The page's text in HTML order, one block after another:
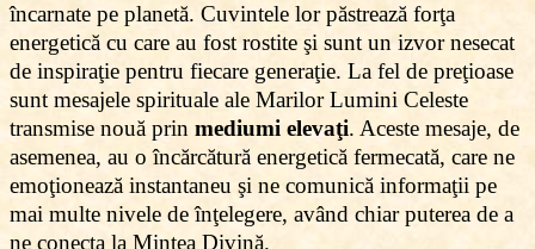
încarnate pe planetă. Cuvintele lor păstrează forţa
energetică cu care au fost rostite şi sunt un izvor nesecat
de inspiraţie pentru fiecare generaţie. La fel de preţioase
sunt mesajele spirituale ale Marilor Lumini Celeste
transmise nouă prin mediumi elevaţi. Aceste mesaje, de
asemenea, au o încărcătură energetică fermecată, care ne
emoţionează instantaneu şi ne comunică informaţii pe
mai multe nivele de înţelegere, având chiar puterea de a
ne conecta la Mintea Divină.